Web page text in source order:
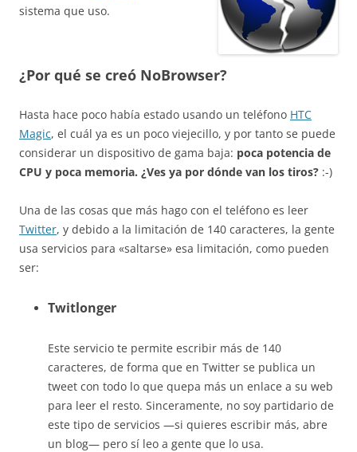
sistema que uso.
¿Por qué se creó NoBrowser?
Hasta hace poco había estado usando un teléfono HTC
Magic, el cuál ya es un poco viejecillo, y por tanto se puede
considerar un dispositivo de gama baja: poca potencia de
CPU y poca memoria. ¿Ves ya por dónde van los tiros? :-)
Una de las cosas que más hago con el teléfono es leer
Twitter, y debido a la limitación de 140 caracteres, la gente
usa servicios para «saltarse» esa limitación, como pueden
ser:
Twitlonger
Este servicio te permite escribir más de 140
caracteres, de forma que en Twitter se publica un
tweet con todo lo que quepa más un enlace a su web
para leer el resto. Sinceramente, no soy partidario de
este tipo de servicios —si quieres escribir más, abre
un blog— pero sí leo a gente que lo usa.